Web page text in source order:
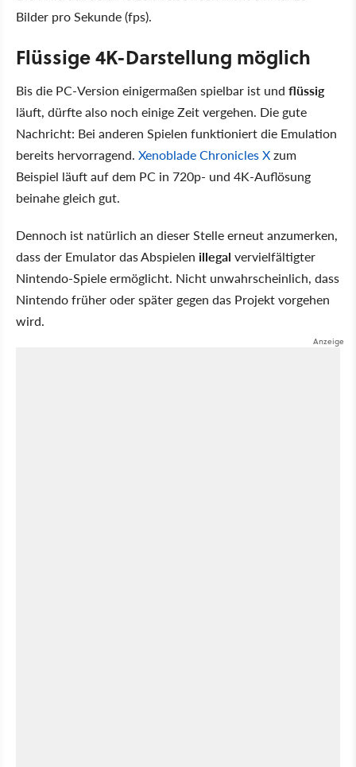
Bilder pro Sekunde (fps).
Flüssige 4K-Darstellung möglich
Bis die PC-Version einigermaßen spielbar ist und flüssig
läuft, dürfte also noch einige Zeit vergehen. Die gute
Nachricht: Bei anderen Spielen funktioniert die Emulation
bereits hervorragend. Xenoblade Chronicles Xzum
Beispiel läuft auf dem PC in 720p- und 4K-Auflösung
beinahe gleich gut.
Dennoch ist natürlich an dieser Stelle erneut anzumerken,
dass der Emulator das Abspielen illegal vervielfältigter
Nintendo-Spiele ermöglicht. Nicht unwahrscheinlich, dass
Nintendo früher oder später gegen das Projekt vorgehen
wird.